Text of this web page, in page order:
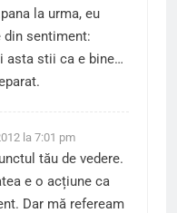
la urma, eu
din sentiment:
asta stii ca e bine…
la 7:01 pm
tău de vedere.
e o acțiune ca
Dar mă refeream